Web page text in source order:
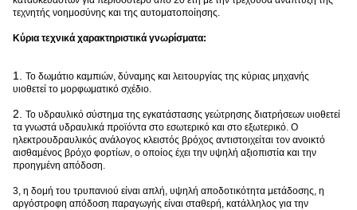
τεχνητής νοημοσύνης και της αυτοματοποίησης.
Κύρια τεχνικά χαρακτηριστικά γνωρίσματα:
1. Το δωμάτιο καμπιών, δύναμης και λειτουργίας της κύριας μηχανής
υιοθετεί το μορφωματικό σχέδιο.
2. Το υδραυλικό σύστημα της εγκατάστασης γεώτρησης διατρήσεων υιοθετεί
τα γνωστά υδραυλικά προϊόντα στο εσωτερικό και στο εξωτερικό. Ο
ηλεκτρουδραυλικός ανάλογος κλειστός βρόχος αντιστοιχείται τον ανοικτό
αισθαμένος βρόχο φορτίων, ο οποίος έχει την υψηλή αξιοπιστία και την
προηγμένη απόδοση.
3, η δομή του τρυπανιού είναι απλή, υψηλή αποδοτικότητα μετάδοσης, η
αργόστροφη απόδοση παραγωγής είναι σταθερή, κατάλληλος για την